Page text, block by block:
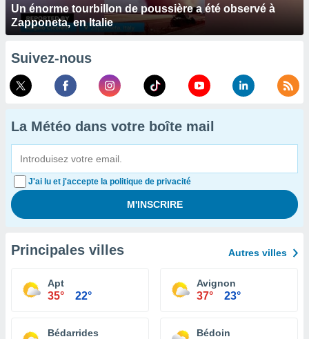
Un énorme tourbillon de poussière a été observé à
Zapponeta, en Italie
Suivez-nous
La Météo dans votre boîte mail
J'ai lu et j'accepte la politique de privacité
Principales villes Autres villes
Apt
35° 22°
Avignon
37° 23°
Bédarrides Bédoin